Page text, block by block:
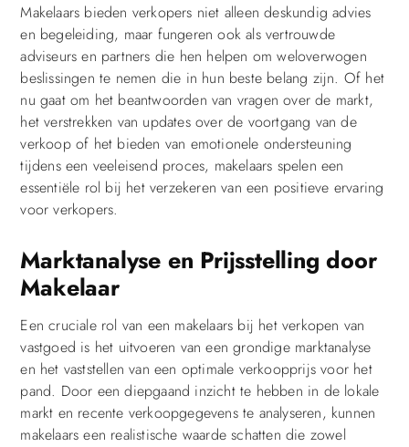
Makelaars bieden verkopers niet alleen deskundig advies
en begeleiding, maar fungeren ook als vertrouwde
adviseurs en partners die hen helpen om weloverwogen
beslissingen te nemen die in hun beste belang zijn. Of het
nu gaat om het beantwoorden van vragen over de markt,
het verstrekken van updates over de voortgang van de
verkoop of het bieden van emotionele ondersteuning
tijdens een veeleisend proces, makelaars spelen een
essentiële rol bij het verzekeren van een positieve ervaring
voor verkopers.
Marktanalyse en Prijsstelling door
Makelaar
Een cruciale rol van een makelaars bij het verkopen van
vastgoed is het uitvoeren van een grondige marktanalyse
en het vaststellen van een optimale verkoopprijs voor het
pand. Door een diepgaand inzicht te hebben in de lokale
markt en recente verkoopgegevens te analyseren, kunnen
makelaars een realistische waarde schatten die zowel